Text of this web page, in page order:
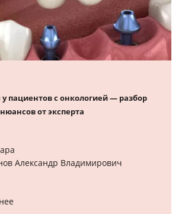
пациентов с онкологией — разбор
от эксперта
Александр Владимирович